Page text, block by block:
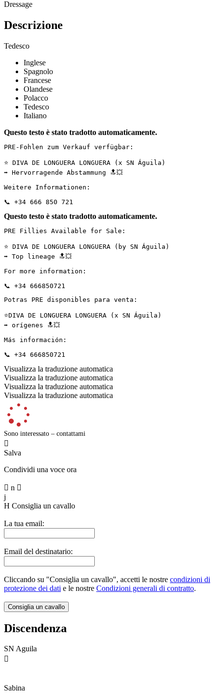
Dressage
Descrizione
Tedesco
Inglese
Spagnolo
Francese
Olandese
Polacco
Tedesco
Italiano
Questo testo è stato tradotto automaticamente.
PRE-Fohlen zum Verkauf verfügbar:
⭐️ DIVA DE LONGUERA LONGUERA (x SN Águila)
➡️ Hervorragende Abstammung 🔝💥
Weitere Informationen:
📞 +34 666 850 721
Questo testo è stato tradotto automaticamente.
PRE Fillies Available for Sale:
⭐️ DIVA DE LONGUERA LONGUERA (by SN Águila)
➡️ Top lineage 🔝💥
For more information:
📞 +34 666850721
Potras PRE disponibles para venta:
⭐️DIVA DE LONGUERA LONGUERA (x SN Águila)
➡️ orígenes 🔝💥
Más información:
📞 +34 666850721
Visualizza la traduzione automatica
Visualizza la traduzione automatica
Visualizza la traduzione automatica
Visualizza la traduzione automatica
Sono interessato – contattami

Salva
Condividi una voce ora
 n 
j
H Consiglia un cavallo
La tua email:
Email del destinatario:
Cliccando su "Consiglia un cavallo", accetti le nostre condizioni di
protezione dei dati e le nostre Condizioni generali di contratto.
Discendenza
SN Aguila

Sabina